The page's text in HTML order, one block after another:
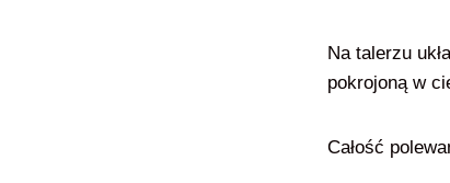
Na talerzu
pokrojoną w
Całość